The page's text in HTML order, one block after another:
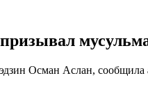
Осман Аслан, сообщила